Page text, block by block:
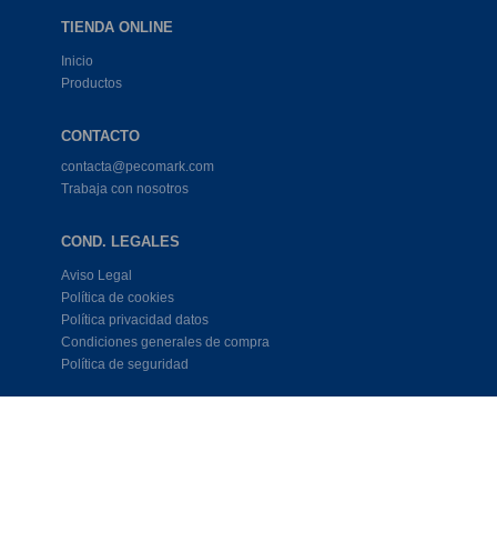
TIENDA ONLINE
Inicio
Productos
CONTACTO
contacta@pecomark.com
Trabaja con nosotros
COND. LEGALES
Aviso Legal
Política de cookies
Política privacidad datos
Condiciones generales de compra
Política de seguridad